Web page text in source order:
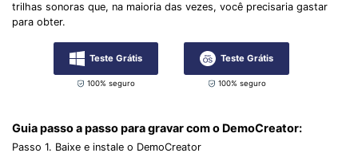
trilhas sonoras que, na maioria das vezes, você precisaria gastar
para obter.
Teste Grátis
100% seguro
Teste Grátis
100% seguro
Guia passo a passo para gravar com o DemoCreator:
Passo 1. Baixe e instale o DemoCreator